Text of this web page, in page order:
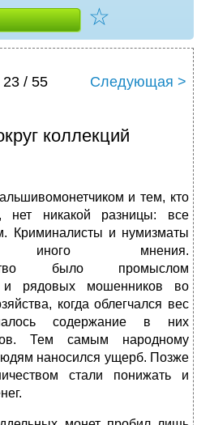
☆
23 / 55 Следующая >
коллекций
и тем, кто
нет никакой разницы: все
Криминалисты и нумизматы
иного мнения.
было промыслом
и рядовых мошенников во
когда облегчался вес
содержание в них
Тем самым народному
наносился ущерб. Позже
стали понижать и